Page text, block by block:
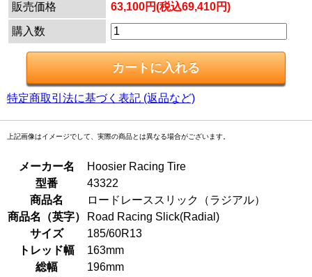
販売価格
63,100円(税込69,410円)
購入数
特定商取引法に基づく表記 (返品など)
上記画像はイメージでして、実際の商品とは異なる場合がございます。
メーカー名
Hoosier Racing Tire
型番
43322
商品名
ロードレーススリック（ラジアル）
商品名（英字）
Road Racing Slick(Radial)
サイズ
185/60R13
トレッド幅
163mm
総幅
196mm